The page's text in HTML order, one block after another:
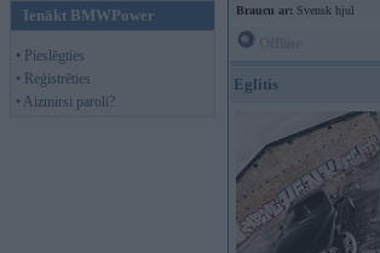
Ienākt BMWPower
• Pieslēgties
• Reģistrēties
• Aizmirsi paroli?
Braucu ar: Svensk hjul
Eglitis